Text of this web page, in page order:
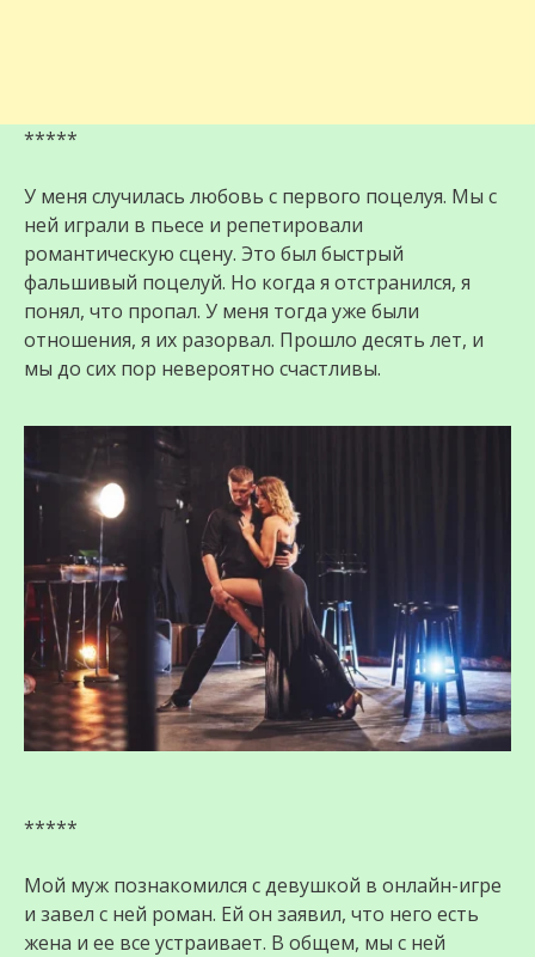
*****
У меня случилась любовь с первого поцелуя. Мы с
ней играли в пьесе и репетировали
романтическую сцену. Это был быстрый
фальшивый поцелуй. Но когда я отстранился, я
понял, что пропал. У меня тогда уже были
отношения, я их разорвал. Прошло десять лет, и
мы до сих пор невероятно счастливы.
*****
Мой муж познакомился с девушкой в ​​онлайн-игре
и завел с ней роман. Ей он заявил, что него есть
жена и ее все устраивает. В общем, мы с ней